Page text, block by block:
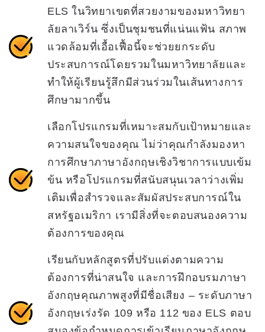
ELS ในวิทยาเขตที่สวยงามของมหาวิทยา
ลัยลาเวิร์น ซึ่งเป็นชุมชนที่แน่นแฟ้น สภาพ
แวดล้อมที่เอื้อเฟื้อนี้จะช่วยยกระดับ
ประสบการณ์โดยรวมในมหาวิทยาลัยและ
ทำให้ผู้เรียนรู้สึกมีส่วนร่วมในเส้นทางการ
ศึกษามากขึ้น
เลือกโปรแกรมที่เหมาะสมกับเป้าหมายและ
ความสนใจของคุณ ไม่ว่าคุณกำลังมองหา
การศึกษาภาษาอังกฤษเชิงวิชาการแบบเข้ม
ข้น หรือโปรแกรมที่สนับสนุนเวลาว่างเพิ่ม
เติมเพื่อสำรวจและสัมผัสประสบการณ์ใน
สหรัฐอเมริกา เรามีสิ่งที่จะตอบสนองความ
ต้องการของคุณ
เรียนกับหลักสูตรที่ปรับแต่งตามความ
ต้องการที่น่าสนใจ และการฝึกอบรมภาษา
อังกฤษคุณภาพสูงที่มีชื่อเสียง – ระดับภาษา
อังกฤษเร่งรัด 109 หรือ 112 ของ ELS ตอบ